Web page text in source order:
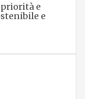
priorità e
e